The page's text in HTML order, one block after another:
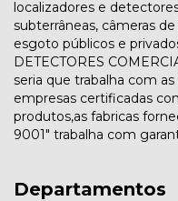
localizadores e
subterrâneas, câmeras
esgoto públicos e
DETECTORES
seria que trabalha com
empresas certificadas
produtos,as fabricas
9001" trabalha com
Departamentos